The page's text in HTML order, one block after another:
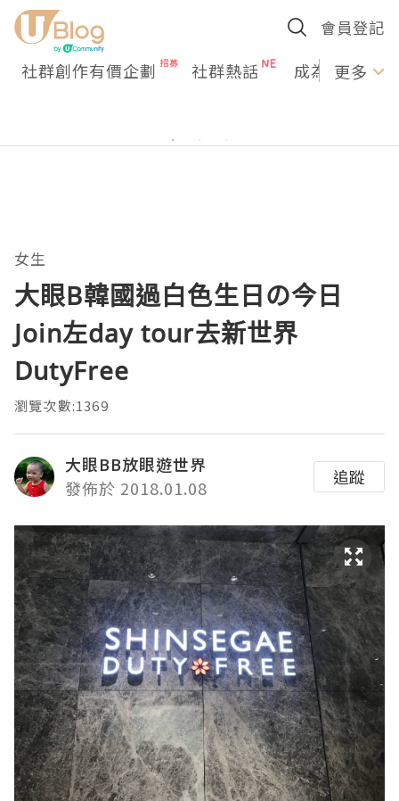
會員登記
社群創作有價企劃 社群熱話 成為U更多
女生
大眼B韓國過白色生日の今日
Join左day tour去新世界
DutyFree
瀏覽次數:1369
大眼BB放眼遊世界
發佈於 2018.01.08
追蹤